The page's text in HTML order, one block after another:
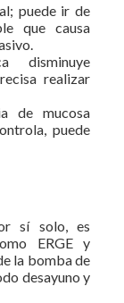
puede ir de
que causa
disminuye
realizar
de mucosa
puede
sí solo, es
ERGE y
la bomba de
desayuno y